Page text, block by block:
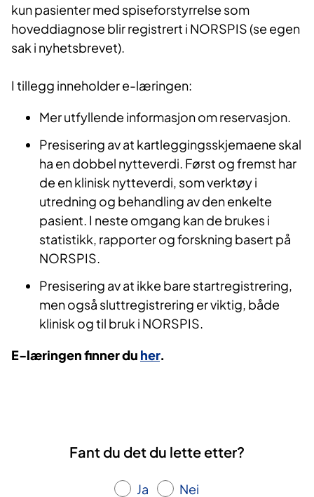
kun pasienter med spiseforstyrrelse som
hoveddiagnose blir registrert i NORSPIS (se egen
sak i nyhetsbrevet).
I tillegg inneholder e-læringen:
Mer utfyllende informasjon om reservasjon.
Presisering av at kartleggingsskjemaene skal
ha en dobbel nytteverdi. Først og fremst har
de en klinisk nytteverdi, som verktøy i
utredning og behandling av den enkelte
pasient. I neste omgang kan de brukes i
statistikk, rapporter og forskning basert på
NORSPIS.
Presisering av at ikke bare startregistrering,
men også sluttregistrering er viktig, både
klinisk og til bruk i NORSPIS.
E-læringen finner du her.
Fant du det du lette etter?
Ja Nei